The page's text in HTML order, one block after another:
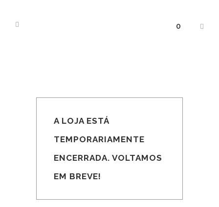
0
A LOJA ESTÁ
TEMPORARIAMENTE
ENCERRADA. VOLTAMOS
EM BREVE!